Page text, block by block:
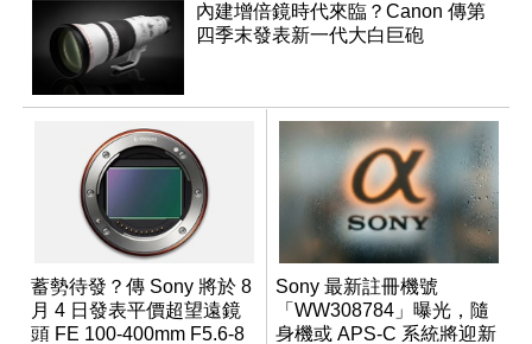
內建增倍鏡時代來臨？Canon 傳第
四季末發表新一代大白巨砲
蓄勢待發？傳 Sony 將於 8
月 4 日發表平價超望遠鏡
頭 FE 100-400mm F5.6-8
Sony 最新註冊機號
「WW308784」曝光，隨
身機或 APS-C 系統將迎新